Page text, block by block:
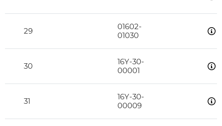
29
01602-
01030
30
16Y-30-
00001
31
16Y-30-
00009